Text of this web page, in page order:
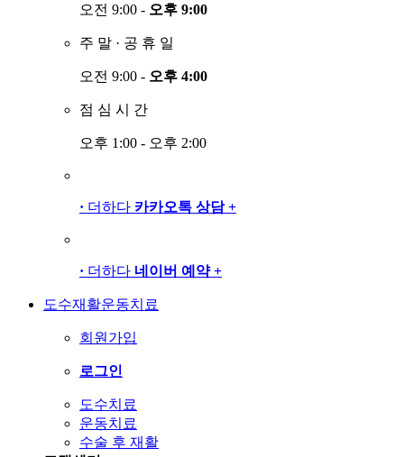
오전 9:00 - 오후 9:00
주 말 · 공 휴 일
오전 9:00 - 오후 4:00
점 심 시 간
오후 1:00 - 오후 2:00
· 더하다 카카오톡 상담 +
· 더하다 네이버 예약 +
도수재활운동치료
회원가입
로그인
도수치료
운동치료
수술 후 재활